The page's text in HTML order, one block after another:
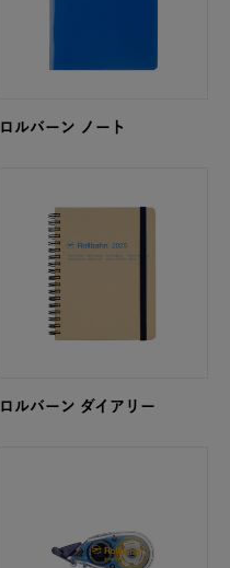
ロルバーン ノート
ロルバーン ダイアリー